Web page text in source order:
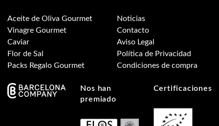
Aceite de Oliva Gourmet
Vinagre Gourmet
Caviar
Flor de Sal
Packs Regalo Gourmet
Noticias
Contacto
Aviso Legal
Política de Privacidad
Condiciones de compra
Nos han
premiado
Certificaciones